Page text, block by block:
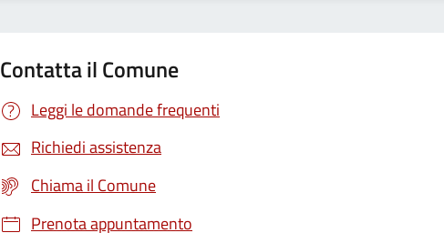
Contatta il Comune
Leggi le domande frequenti
Richiedi assistenza
Chiama il Comune
Prenota appuntamento